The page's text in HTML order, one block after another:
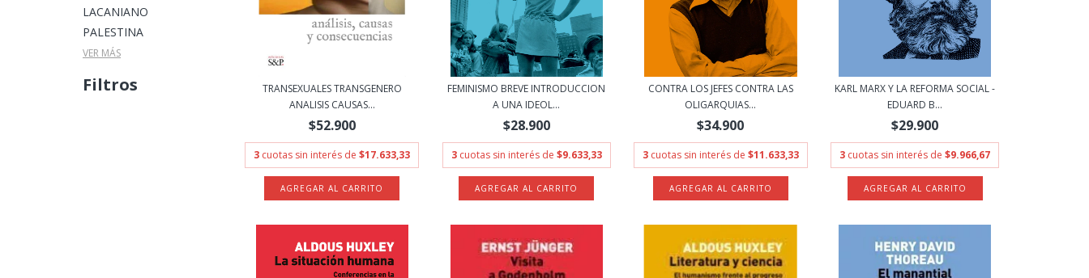
LACANIANO
PALESTINA
VER MÁS
Filtros
TRANSEXUALES TRANSGENERO
ANALISIS CAUSAS...
$52.900
3 cuotas sin interés de$17.633,33
FEMINISMO BREVE INTRODUCCION
A UNA IDEOL...
$28.900
3 cuotas sin interés de $9.633,33
CONTRA LOS JEFES CONTRA LAS
OLIGARQUIAS...
$34.900
3 cuotas sin interés de $11.633,33
KARL MARX Y LA REFORMA SOCIAL -
EDUARD B...
$29.900
3 cuotas sin interés de$9.966,67